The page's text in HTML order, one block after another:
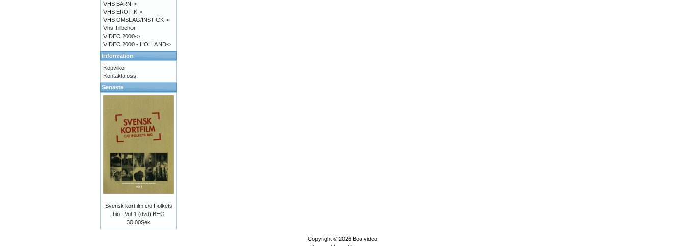
VHS BARN->
VHS EROTIK->
VHS OMSLAG/INSTICK->
Vhs Tillbehör
VIDEO 2000->
VIDEO 2000 - HOLLAND->
Information
Köpvilkor
Kontakta oss
Senaste
Svensk kortfilm c/o Folkets
bio - Vol 1 (dvd) BEG
30.00Sek
Copyright © 2026 Boa video